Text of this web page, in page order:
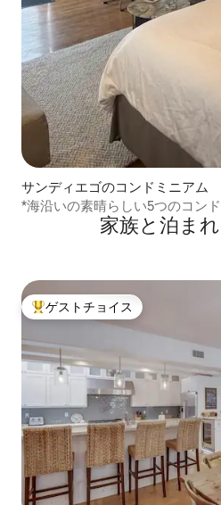
サンディエゴのコンドミニアム
*海沿いの素晴らしい5つのコン
家族と泊ま
大好評のゲストチョイスです。
ゲストチョイス